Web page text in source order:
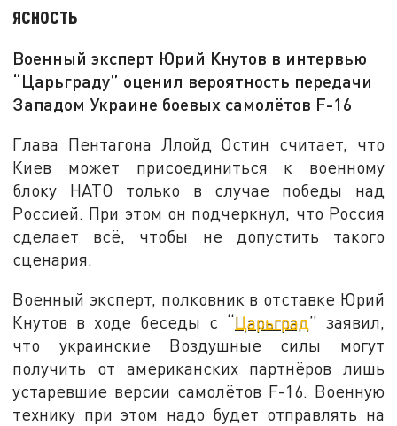
ясность
Военный эксперт Юрий Кнутов в интервью
“Царьграду” оценил вероятность передачи
Западом Украине боевых самолётов F-16
Глава Пентагона Ллойд Остин считает, что
Киев может присоединиться к военному
блоку НАТО только в случае победы над
Россией. При этом он подчеркнул, что Россия
сделает всё, чтобы не допустить такого
сценария.
Военный эксперт, полковник в отставке Юрий
Кнутов в ходе беседы с “Царьград” заявил,
что украинские Воздушные силы могут
получить от американских партнёров лишь
устаревшие версии самолётов F-16. Военную
технику при этом надо будет отправлять на